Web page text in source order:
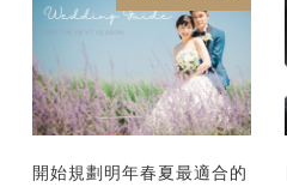
開始規劃明年春夏最適合的